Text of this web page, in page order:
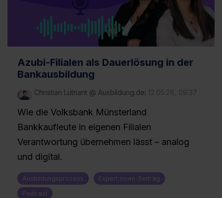
Azubi-Filialen als Dauerlösung in der
Bankausbildung
Christian Lütnant @ Ausbildung.de: 12.05.26, 09:37
Wie die Volksbank Münsterland
Bankkaufleute in eigenen Filialen
Verantwortung übernehmen lässt – analog
und digital.
Ausbildungsprozess
Expert:innen-Beitrag
Podcast